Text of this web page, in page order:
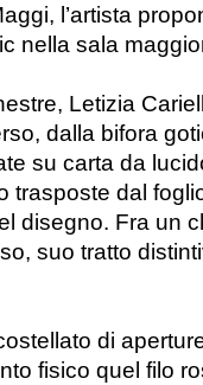
l’artista
nella sala
Letizia
dalla bifora
su carta da
trasposte dal
disegno. Fra un
suo tratto
di
fisico quel filo